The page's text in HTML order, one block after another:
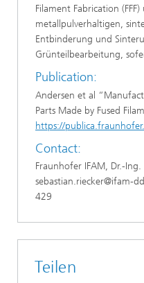
Filament Fabrication
metallpulverhaltigen,
Entbinderung und
Grünteilbearbeitung,
Publication:
Andersen et al
Parts Made by Fused
https://
Contact:
Fraunhofer IFAM, Dr.-Ing.
sebastian.riecker@ifam-
429
Teilen